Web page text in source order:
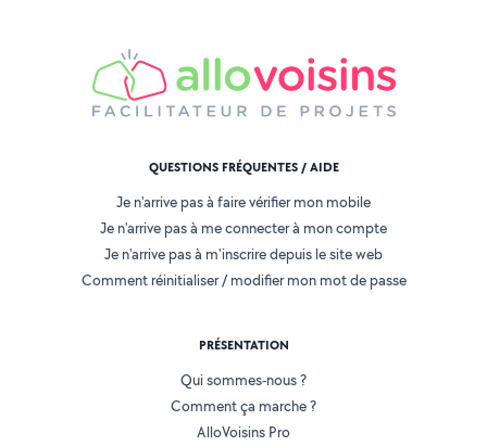
QUESTIONS FRÉQUENTES / AIDE
Je n'arrive pas à faire vérifier mon mobile
Je n'arrive pas à me connecter à mon compte
Je n'arrive pas à m'inscrire depuis le site web
Comment réinitialiser / modifier mon mot de passe
PRÉSENTATION
Qui sommes-nous ?
Comment ça marche ?
AlloVoisins Pro